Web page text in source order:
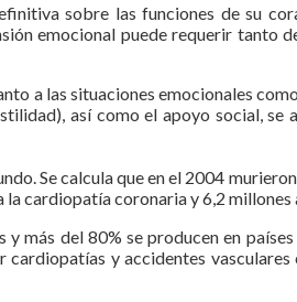
sobre las funciones de su
emocional puede requerir tanto
a las situaciones emocionales
así como el apoyo social,
Se calcula que en el 2004
cardiopatía coronaria y 6,2
más del 80% se producen en
y accidentes